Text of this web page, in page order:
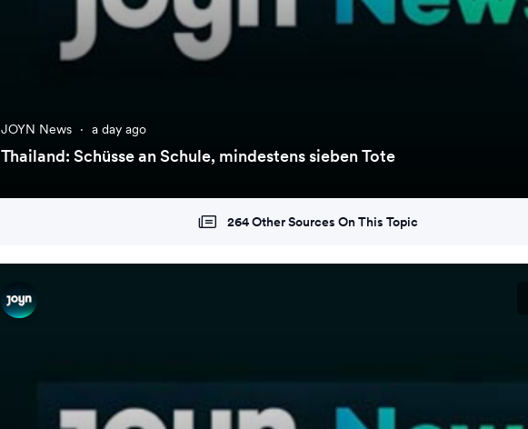
JOYN News · a day ago
Thailand: Schüsse an Schule, mindestens sieben Tote
264 Other Sources On This Topic